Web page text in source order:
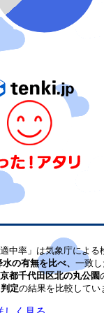
中率」は気象庁による
の有無を比べ、 一致し
都千代田区北の丸公園
定の結果を比較してい